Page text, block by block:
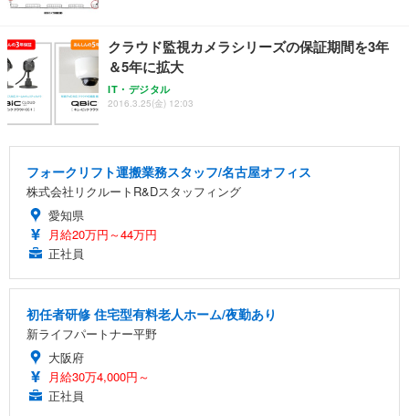
クラウド監視カメラシリーズの保証期間を3年
＆5年に拡大
IT・デジタル
2016.3.25(金) 12:03
フォークリフト運搬業務スタッフ/名古屋オフィス
株式会社リクルートR&Dスタッフィング
愛知県
月給20万円～44万円
正社員
初任者研修 住宅型有料老人ホーム/夜勤あり
新ライフパートナー平野
大阪府
月給30万4,000円～
正社員